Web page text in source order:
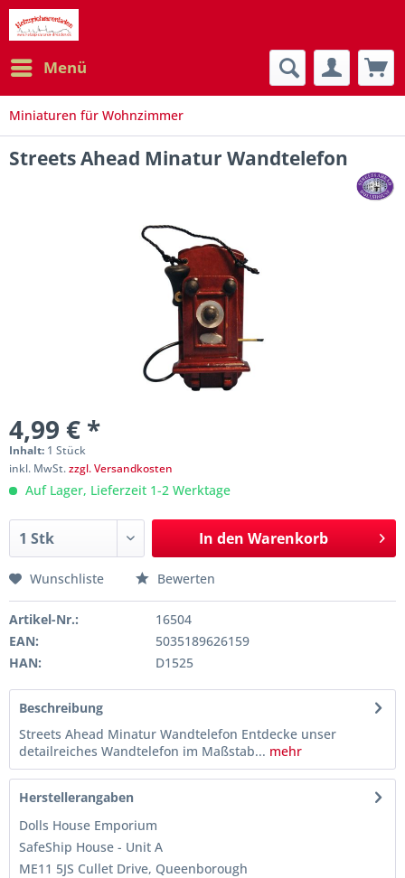
Menü
Miniaturen für Wohnzimmer
Streets Ahead Minatur Wandtelefon
4,99 € *
Inhalt: 1 Stück
inkl. MwSt.zzgl. Versandkosten
Auf Lager, Lieferzeit 1-2 Werktage
In den Warenkorb
Wunschliste Bewerten
Artikel-Nr.:
16504
EAN:
5035189626159
HAN:
D1525
Beschreibung
Streets Ahead Minatur Wandtelefon Entdecke unser
detailreiches Wandtelefon im Maßstab... mehr
Herstellerangaben
Dolls House Emporium
SafeShip House - Unit A
ME11 5JS Cullet Drive, Queenborough